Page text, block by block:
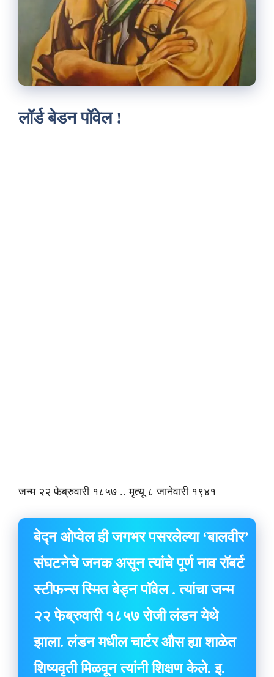
लॉर्ड बेडन पॉवेल !
जन्म २२ फेब्रुवारी १८५७ .. मृत्यू ८ जानेवारी १९४१
बेद्न ओप्वेल ही जगभर पसरलेल्या ‘बालवीर’
संघटनेचे जनक असून त्यांचे पूर्ण नाव रॉबर्ट
स्टीफन्स स्मित बेड्न पॉवेल . त्यांचा जन्म
२२ फेब्रुवारी १८५७ रोजी लंडन येथे
झाला. लंडन मधील चार्टर औस ह्या शाळेत
शिष्यवृती मिळवून त्यांनी शिक्षण केले. इ.